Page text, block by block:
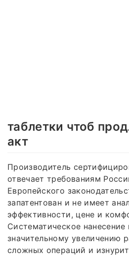
таблетки чтоб
акт
Производитель
отвечает требованиям
Европейского
запатентован и не имеет
эффективности, цене и
Систематическое нанесение
значительному увеличению
сложных операций и